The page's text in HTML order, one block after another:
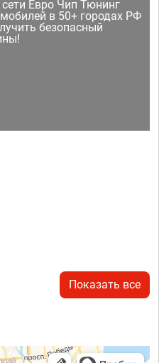
Евро Чип Тюнинг
в 50+ городах РФ
безопасный
Показать все